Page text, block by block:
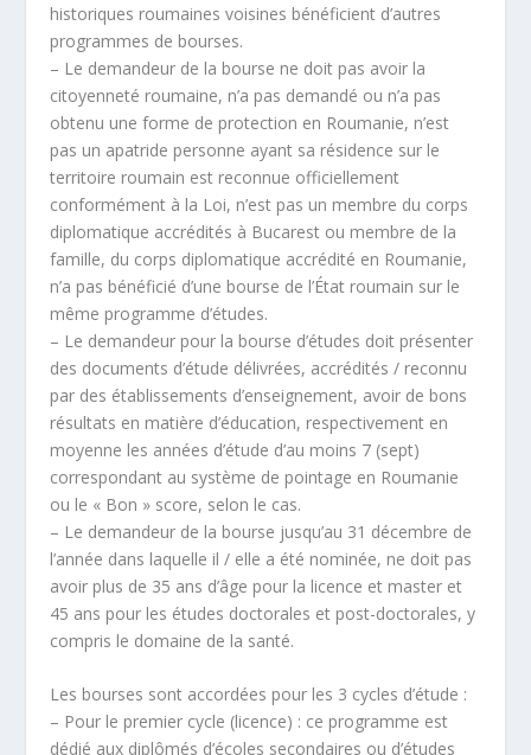
historiques roumaines voisines bénéficient d’autres
programmes de bourses.
– Le demandeur de la bourse ne doit pas avoir la
citoyenneté roumaine, n’a pas demandé ou n’a pas
obtenu une forme de protection en Roumanie, n’est
pas un apatride personne ayant sa résidence sur le
territoire roumain est reconnue officiellement
conformément à la Loi, n’est pas un membre du corps
diplomatique accrédités à Bucarest ou membre de la
famille, du corps diplomatique accrédité en Roumanie,
n’a pas bénéficié d’une bourse de l’État roumain sur le
même programme d’études.
– Le demandeur pour la bourse d’études doit présenter
des documents d’étude délivrées, accrédités / reconnu
par des établissements d’enseignement, avoir de bons
résultats en matière d’éducation, respectivement en
moyenne les années d’étude d’au moins 7 (sept)
correspondant au système de pointage en Roumanie
ou le « Bon » score, selon le cas.
– Le demandeur de la bourse jusqu’au 31 décembre de
l’année dans laquelle il / elle a été nominée, ne doit pas
avoir plus de 35 ans d’âge pour la licence et master et
45 ans pour les études doctorales et post-doctorales, y
compris le domaine de la santé.
Les bourses sont accordées pour les 3 cycles d’étude :
– Pour le premier cycle (licence) : ce programme est
dédié aux diplômés d’écoles secondaires ou d’études